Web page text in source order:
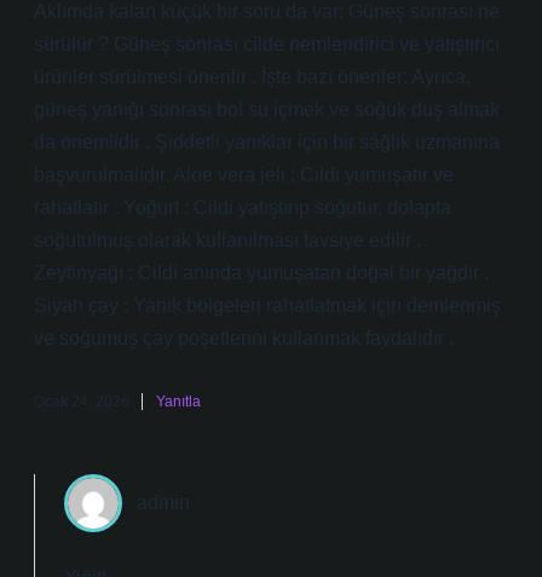
Aklımda kalan küçük bir soru da var: Güneş sonrası ne
sürülür ? Güneş sonrası cilde nemlendirici ve yatıştırıcı
ürünler sürülmesi önerilir . İşte bazı öneriler: Ayrıca,
güneş yanığı sonrası bol su içmek ve soğuk duş almak
da önemlidir . Şiddetli yanıklar için bir sağlık uzmanına
başvurulmalıdır. Aloe vera jeli : Cildi yumuşatır ve
rahatlatır . Yoğurt : Cildi yatıştırıp soğutur, dolapta
soğutulmuş olarak kullanılması tavsiye edilir .
Zeytinyağı : Cildi anında yumuşatan doğal bir yağdır .
Siyah çay : Yanık bölgeleri rahatlatmak için demlenmiş
ve soğumuş çay poşetlerini kullanmak faydalıdır .
Ocak 24, 2026 Yanıtla
admin